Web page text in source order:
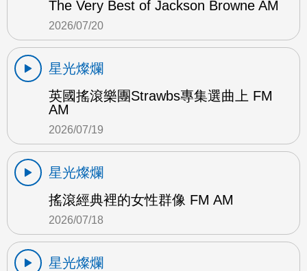
The Very Best of Jackson Browne AM
2026/07/20
星光燦爛
英國搖滾樂團Strawbs專集選曲上 FM
AM
2026/07/19
星光燦爛
搖滾經典裡的女性群像 FM AM
2026/07/18
星光燦爛